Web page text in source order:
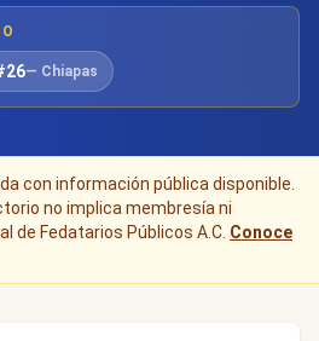
— Chiapas
con información pública disponible.
no implica membresía ni
de Fedatarios Públicos A.C. Conoce